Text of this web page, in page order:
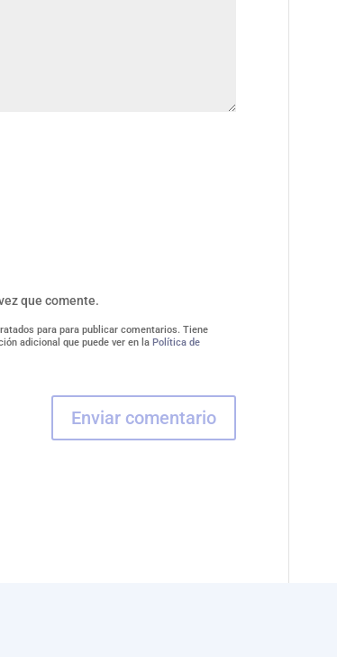
que comente.
para para publicar comentarios. Tiene
adicional que puede ver en laPolítica de